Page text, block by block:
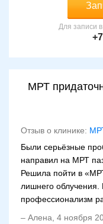
Для записи
МРТ
Отзыв о клинике:
Были серьёзные
направил на МРТ
Решила пойти в
лишнего
профессионализм
– Алена 4 ноября